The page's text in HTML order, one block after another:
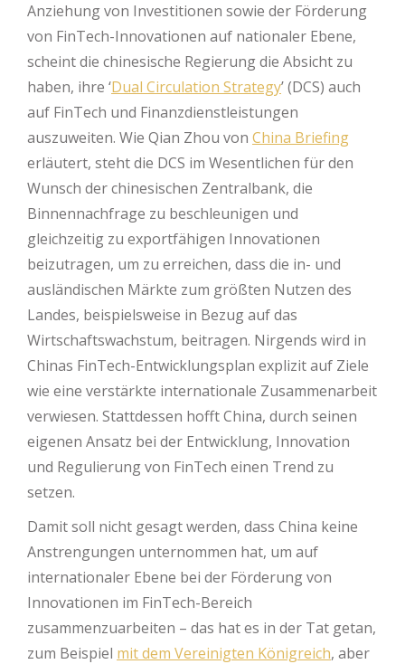
Anziehung von Investitionen sowie der Förderung
von FinTech-Innovationen auf nationaler Ebene,
scheint die chinesische Regierung die Absicht zu
haben, ihre ‘Dual Circulation Strategy’ (DCS) auch
auf FinTech und Finanzdienstleistungen
auszuweiten. Wie Qian Zhou von China Briefing
erläutert, steht die DCS im Wesentlichen für den
Wunsch der chinesischen Zentralbank, die
Binnennachfrage zu beschleunigen und
gleichzeitig zu exportfähigen Innovationen
beizutragen, um zu erreichen, dass die in- und
ausländischen Märkte zum größten Nutzen des
Landes, beispielsweise in Bezug auf das
Wirtschaftswachstum, beitragen. Nirgends wird in
Chinas FinTech-Entwicklungsplan explizit auf Ziele
wie eine verstärkte internationale Zusammenarbeit
verwiesen. Stattdessen hofft China, durch seinen
eigenen Ansatz bei der Entwicklung, Innovation
und Regulierung von FinTech einen Trend zu
setzen.
Damit soll nicht gesagt werden, dass China keine
Anstrengungen unternommen hat, um auf
internationaler Ebene bei der Förderung von
Innovationen im FinTech-Bereich
zusammenzuarbeiten – das hat es in der Tat getan,
zum Beispiel mit dem Vereinigten Königreich, aber